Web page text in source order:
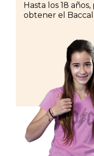
Hasta los 18
obtener el